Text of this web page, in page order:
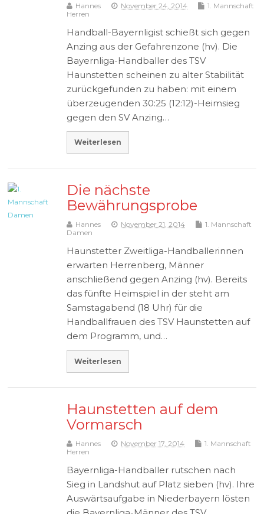
Hannes November 24, 2014
1. Mannschaft
Herren
Handball-Bayernligist schießt sich gegen
Anzing aus der Gefahrenzone (hv). Die
Bayernliga-Handballer des TSV
Haunstetten scheinen zu alter Stabilität
zurückgefunden zu haben: mit einem
überzeugenden 30:25 (12:12)-Heimsieg
gegen den SV Anzing…
Weiterlesen
Die nächste
Bewährungsprobe
Hannes November 21, 2014
1. Mannschaft
Damen
Haunstetter Zweitliga-Handballerinnen
erwarten Herrenberg, Männer
anschließend gegen Anzing (hv). Bereits
das fünfte Heimspiel in der steht am
Samstagabend (18 Uhr) für die
Handballfrauen des TSV Haunstetten auf
dem Programm, und…
Weiterlesen
Haunstetten auf dem
Vormarsch
Hannes November 17, 2014
1. Mannschaft
Herren
Bayernliga-Handballer rutschen nach
Sieg in Landshut auf Platz sieben (hv). Ihre
Auswärtsaufgabe in Niederbayern lösten